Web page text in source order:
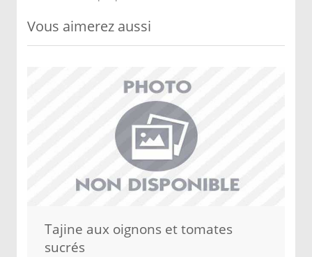
Vous aimerez aussi
Tajine aux oignons et tomates
sucrés